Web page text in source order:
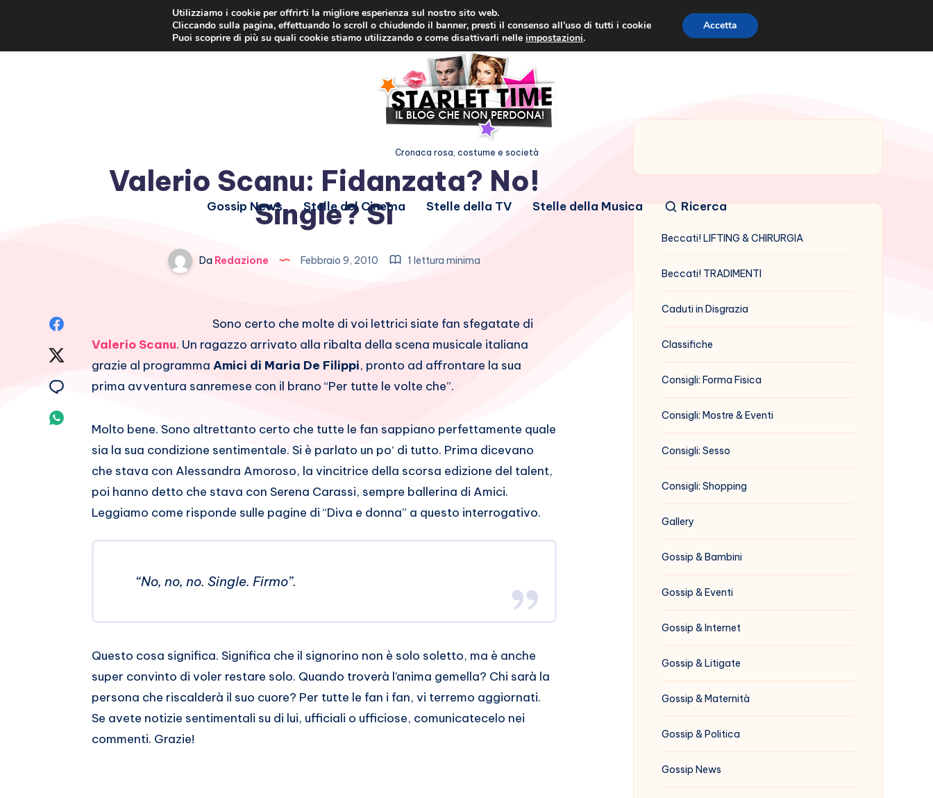
Cronaca rosa, costume e società
Gossip News Stelle del Cinema Stelle della TV Stelle della Musica Ricerca
Valerio Scanu: Fidanzata? No!
Single? Sì
Da Redazione Febbraio 9, 2010 1 lettura minima
Facebook
Condividi
Whatsapp
Sono certo che molte di voi lettrici siate fan sfegatate di
Valerio Scanu. Un ragazzo arrivato alla ribalta della scena musicale italiana
grazie al programma Amici di Maria De Filippi, pronto ad affrontare la sua
prima avventura sanremese con il brano “Per tutte le volte che”.
Molto bene. Sono altrettanto certo che tutte le fan sappiano perfettamente quale
sia la sua condizione sentimentale. Si è parlato un po‘ di tutto. Prima dicevano
che stava con Alessandra Amoroso, la vincitrice della scorsa edizione del talent,
poi hanno detto che stava con Serena Carassi, sempre ballerina di Amici.
Leggiamo come risponde sulle pagine di “Diva e donna” a questo interrogativo.
“No, no, no. Single. Firmo”.
Questo cosa significa. Significa che il signorino non è solo soletto, ma è anche
super convinto di voler restare solo. Quando troverà l’anima gemella? Chi sarà la
persona che riscalderà il suo cuore? Per tutte le fan i fan, vi terremo aggiornati.
Se avete notizie sentimentali su di lui, ufficiali o ufficiose, comunicatecelo nei
commenti. Grazie!
Beccati! LIFTING & CHIRURGIA
Beccati! TRADIMENTI
Caduti in Disgrazia
Classifiche
Consigli: Forma Fisica
Consigli: Mostre & Eventi
Consigli: Sesso
Consigli: Shopping
Gallery
Gossip & Bambini
Gossip & Eventi
Gossip & Internet
Gossip & Litigate
Gossip & Maternità
Gossip & Politica
Gossip News
Utilizziamo i cookie per offrirti la migliore esperienza sul nostro sito web.
Cliccando sulla pagina, effettuando lo scroll o chiudendo il banner, presti il consenso all’uso di tutti i cookie
Puoi scoprire di più su quali cookie stiamo utilizzando o come disattivarli nelleimpostazioni.
Accetta